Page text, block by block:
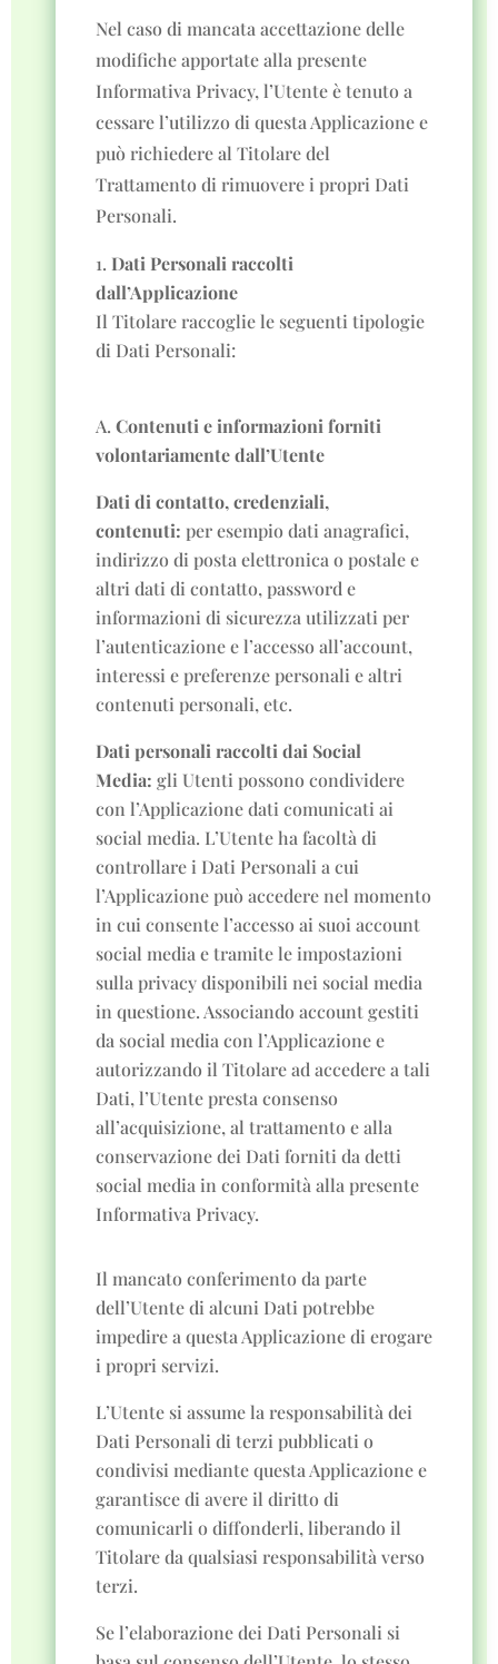
Nel caso di mancata accettazione delle
modifiche apportate alla presente
Informativa Privacy, l’Utente è tenuto a
cessare l’utilizzo di questa Applicazione e
può richiedere al Titolare del
Trattamento di rimuovere i propri Dati
Personali.
Dati Personali raccolti
dall’Applicazione
Il Titolare raccoglie le seguenti tipologie
di Dati Personali:
A. Contenuti e informazioni forniti
volontariamente dall’Utente
Dati di contatto, credenziali,
contenuti: per esempio dati anagrafici,
indirizzo di posta elettronica o postale e
altri dati di contatto, password e
informazioni di sicurezza utilizzati per
l’autenticazione e l’accesso all’account,
interessi e preferenze personali e altri
contenuti personali, etc.
Dati personali raccolti dai Social
Media: gli Utenti possono condividere
con l’Applicazione dati comunicati ai
social media. L’Utente ha facoltà di
controllare i Dati Personali a cui
l’Applicazione può accedere nel momento
in cui consente l’accesso ai suoi account
social media e tramite le impostazioni
sulla privacy disponibili nei social media
in questione. Associando account gestiti
da social media con l’Applicazione e
autorizzando il Titolare ad accedere a tali
Dati, l’Utente presta consenso
all’acquisizione, al trattamento e alla
conservazione dei Dati forniti da detti
social media in conformità alla presente
Informativa Privacy.
Il mancato conferimento da parte
dell’Utente di alcuni Dati potrebbe
impedire a questa Applicazione di erogare
i propri servizi.
L’Utente si assume la responsabilità dei
Dati Personali di terzi pubblicati o
condivisi mediante questa Applicazione e
garantisce di avere il diritto di
comunicarli o diffonderli, liberando il
Titolare da qualsiasi responsabilità verso
terzi.
Se l’elaborazione dei Dati Personali si